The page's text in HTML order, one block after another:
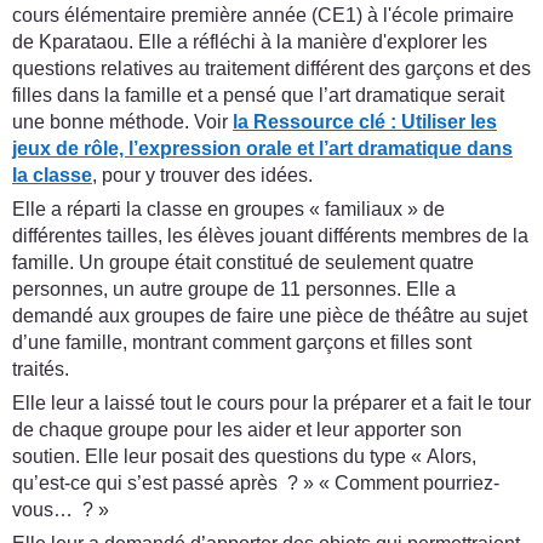
cours élémentaire première année (CE1) à l'école primaire
de Kparataou. Elle a réfléchi à la manière d'explorer les
questions relatives au traitement différent des garçons et des
filles dans la famille et a pensé que l’art dramatique serait
une bonne méthode. Voir la Ressource clé : Utiliser les
jeux de rôle, l’expression orale et l’art dramatique dans
la classe, pour y trouver des idées.
Elle a réparti la classe en groupes « familiaux » de
différentes tailles, les élèves jouant différents membres de la
famille. Un groupe était constitué de seulement quatre
personnes, un autre groupe de 11 personnes. Elle a
demandé aux groupes de faire une pièce de théâtre au sujet
d’une famille, montrant comment garçons et filles sont
traités.
Elle leur a laissé tout le cours pour la préparer et a fait le tour
de chaque groupe pour les aider et leur apporter son
soutien. Elle leur posait des questions du type « Alors,
qu’est-ce qui s’est passé après ? » « Comment pourriez-
vous… ? »